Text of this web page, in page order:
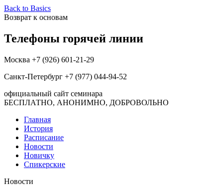
Back to Basics
Возврат к основам
Телефоны горячей линии
Москва +7 (926) 601-21-29
Санкт-Петербург +7 (977) 044-94-52
официальный сайт семинара
БЕСПЛАТНО, АНОНИМНО, ДОБРОВОЛЬНО
Главная
История
Расписание
Новости
Новичку
Спикерские
Новости